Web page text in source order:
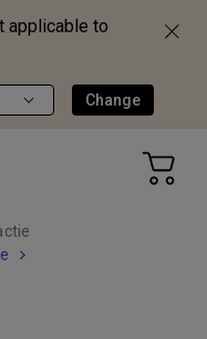
applicable to
Change